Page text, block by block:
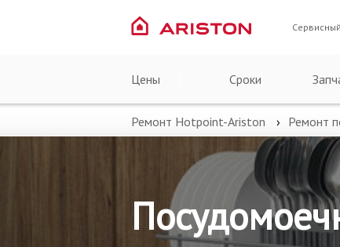
Цены Сроки
Ремонт Hotpoint-Ariston Ремонт